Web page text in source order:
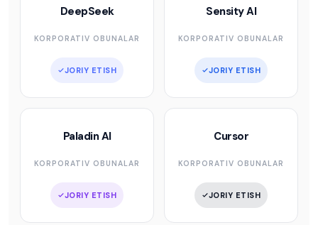
DeepSeek
KORPORATIV OBUNALAR
JORIY ETISH
Sensity AI
KORPORATIV OBUNALAR
JORIY ETISH
Paladin AI
KORPORATIV OBUNALAR
JORIY ETISH
Cursor
KORPORATIV OBUNALAR
JORIY ETISH